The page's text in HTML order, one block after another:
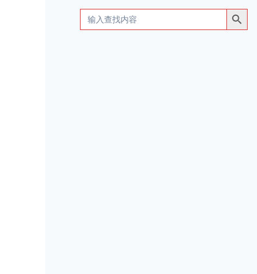
Search
for:
搜索按钮